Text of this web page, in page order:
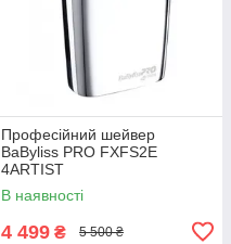
Професійний шейвер
BaByliss PRO FXFS2E
4ARTIST
В наявності
4 499 ₴ 5 500 ₴